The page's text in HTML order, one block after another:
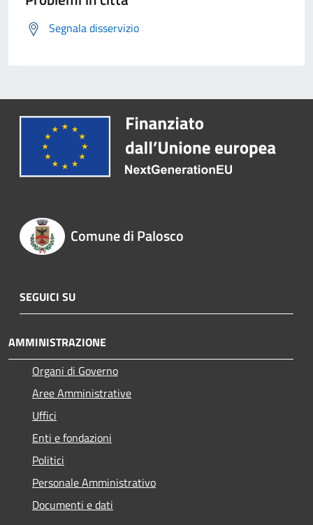
Segnala disservizio
Comune di Palosco
SEGUICI SU
AMMINISTRAZIONE
Organi di Governo
Aree Amministrative
Uffici
Enti e fondazioni
Politici
Personale Amministrativo
Documenti e dati